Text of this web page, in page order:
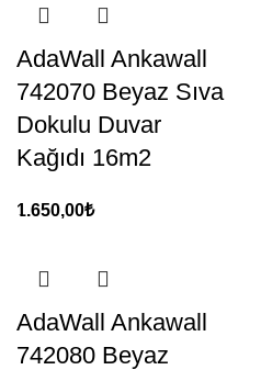
AdaWall Ankawall
742070 Beyaz Sıva
Dokulu Duvar
Kağıdı 16m2
1.650,00₺
AdaWall Ankawall
742080 Beyaz